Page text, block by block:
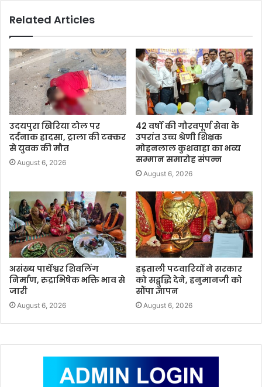
Related Articles
उदयपुरा खिरिया टोल पर
दर्दनाक हादसा, ट्राला की टक्कर
से युवक की मौत
August 6, 2026
42 वर्षों की गौरवपूर्ण सेवा के
उपरांत उच्च श्रेणी शिक्षक
मोहनलाल कुशवाहा का भव्य
सम्मान समारोह संपन्न
August 6, 2026
असंख्य पार्थेश्वर शिवलिंग
निर्माण, रुद्राभिषेक भक्ति भाव से
जारी
August 6, 2026
हड़ताली पटवारियों ने सरकार
को सद्बुद्धि देने, हनुमानजी को
सौंपा ज्ञापन
August 6, 2026